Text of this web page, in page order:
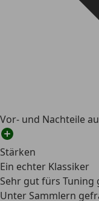
Vor- und Nachteile
Stärken
Ein echter Klassiker
Sehr gut fürs Tuning
Unter Sammlern